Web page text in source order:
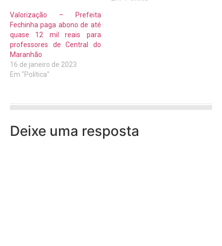
Valorização – Prefeita
Fechinha paga abono de até
quase 12 mil reais para
professores de Central do
Maranhão
16 de janeiro de 2023
Em "Política"
Deixe uma resposta